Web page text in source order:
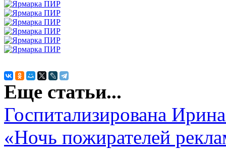
Еще статьи...
Госпитализирована
«Ночь пожирателей